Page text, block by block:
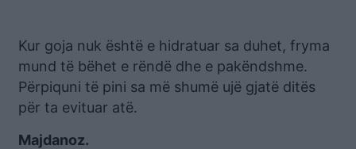
Kur goja nuk është e hidratuar sa duhet, fryma
mund të bëhet e rëndë dhe e pakëndshme.
Përpiquni të pini sa më shumë ujë gjatë ditës
për ta evituar atë.
Majdanoz.